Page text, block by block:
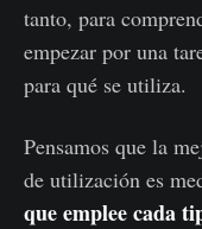
tanto, para
empezar por una
para qué se utiliza.
Pensamos que la
de utilización es
que emplee cada